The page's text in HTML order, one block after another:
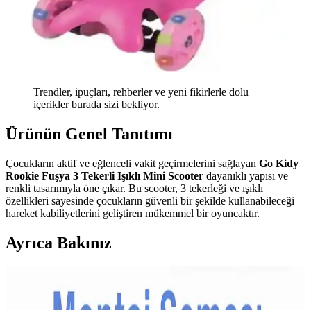
Trendler, ipuçları, rehberler ve yeni fikirlerle dolu
içerikler burada sizi bekliyor.
Ürünün Genel Tanıtımı
Çocukların aktif ve eğlenceli vakit geçirmelerini sağlayan Go Kidy
Rookie Fuşya 3 Tekerli Işıklı Mini Scooter dayanıklı yapısı ve
renkli tasarımıyla öne çıkar. Bu scooter, 3 tekerleği ve ışıklı
özellikleri sayesinde çocukların güvenli bir şekilde kullanabileceği
hareket kabiliyetlerini geliştiren mükemmel bir oyuncaktır.
Ayrıca Bakınız
Çocuklar İçin Dengeli ve Çeşitli Atıştırmalık Tepsileri
Hazırlama Rehberi